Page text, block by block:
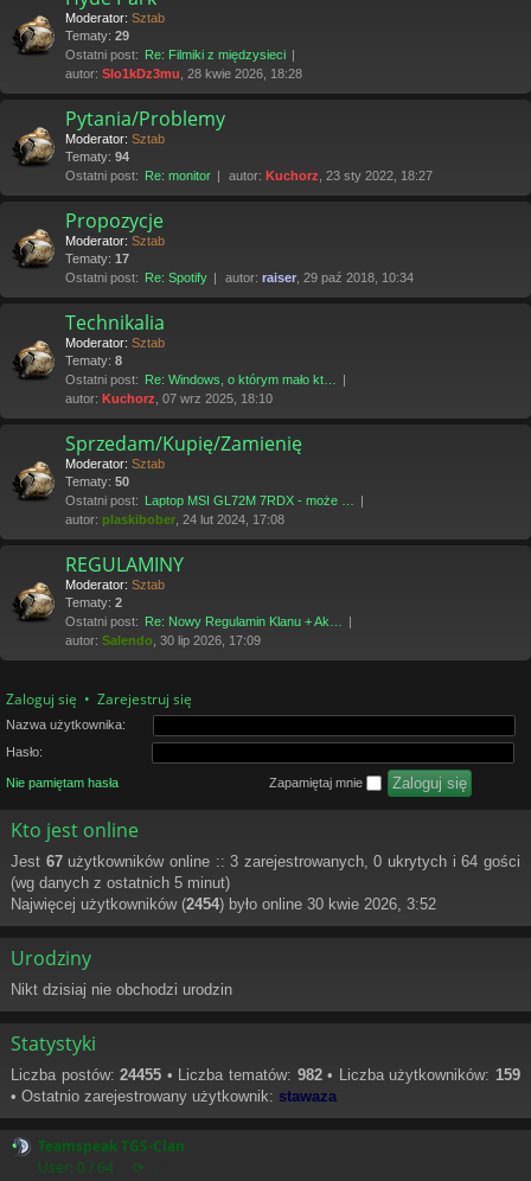
Moderator: Sztab
Tematy: 29
Ostatni post:
Re: Filmiki z międzysieci
autor: Slo1kDz3mu , 28 kwie 2026, 18:28
Pytania/Problemy
Moderator: Sztab
Tematy: 94
Ostatni post:
Re: monitor autor: Kuchorz , 23 sty 2022, 18:27
Propozycje
Moderator: Sztab
Tematy: 17
Ostatni post:
Re: Spotify autor: raiser , 29 paź 2018, 10:34
Technikalia
Moderator: Sztab
Tematy: 8
Ostatni post:
Re: Windows, o którym mało kt…
autor: Kuchorz , 07 wrz 2025, 18:10
Sprzedam/Kupię/Zamienię
Moderator: Sztab
Tematy: 50
Ostatni post:
Laptop MSI GL72M 7RDX - może …
autor: plaskibober , 24 lut 2024, 17:08
REGULAMINY
Moderator: Sztab
Tematy: 2
Ostatni post:
Re: Nowy Regulamin Klanu + Ak…
autor: Salendo , 30 lip 2026, 17:09
Zaloguj się • Zarejestruj się
Nazwa użytkownika:
Hasło:
Nie pamiętam hasła Zapamiętaj mnie
Kto jest online
Jest 67użytkowników online :: 3 zarejestrowanych, 0 ukrytych i 64 gości
(wg danych z ostatnich 5 minut)
Najwięcej użytkowników (2454) było online 30 kwie 2026, 3:52
Urodziny
Nikt dzisiaj nie obchodzi urodzin
Statystyki
Liczba postów:24455 • Liczba tematów: 982• Liczba użytkowników: 159
• Ostatnio zarejestrowany użytkownik: stawaza
Teamspeak TGS-Clan
User: 0 / 64
⟳